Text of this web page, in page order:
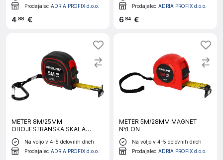
Prodajalec ADRIA PROFIX d.o.o.
4 88 €
Prodajalec ADRIA PROFIX d.o.o.
6 84 €
METER 8M/25MM
OBOJESTRANSKA SKALA
MAGNET NYLON
Na voljo v 4-5 delovnih dneh
Prodajalec ADRIA PROFIX d.o.o.
METER 5M/28MM MAGNET
NYLON
Na voljo v 4-5 delovnih dneh
Prodajalec ADRIA PROFIX d.o.o.